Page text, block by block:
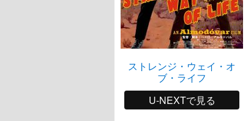
ストレンジ・ウェイ・オ
ブ・ライフ
U-NEXTで見る